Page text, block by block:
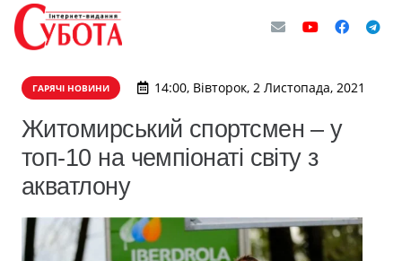
ГАРЯЧІ НОВИНИ 14:00, Вівторок, 2 Листопада, 2021
Житомирський спортсмен – у
топ-10 на чемпіонаті світу з
акватлону